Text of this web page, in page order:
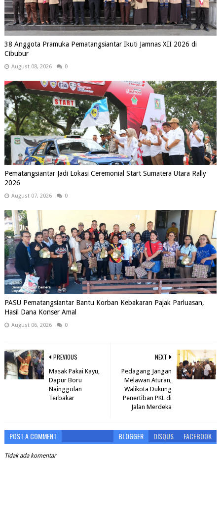
38 Anggota Pramuka Pematangsiantar Ikuti Jamnas XII 2026 di
Cibubur
August 08, 2026 0
Pematangsiantar Jadi Lokasi Ceremonial Start Sumatera Utara Rally
2026
August 07, 2026 0
PASU Pematangsiantar Bantu Korban Kebakaran Pajak Parluasan,
Hasil Dana Konser Amal
August 06, 2026 0
NEXT
Pedagang Jangan
Melawan Aturan,
Walikota Dukung
Penertiban PKL di
Jalan Merdeka
PREVIOUS
Masak Pakai Kayu,
Dapur Boru
Nainggolan
Terbakar
POST A COMMENT BLOGGER DISQUS FACEBOOK
Tidak ada komentar